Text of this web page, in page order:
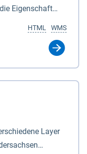
Eigenschaft
Für
die dem
Tiden, vor allem
sind (§2 Abs.3
WMS
HTML
Layer